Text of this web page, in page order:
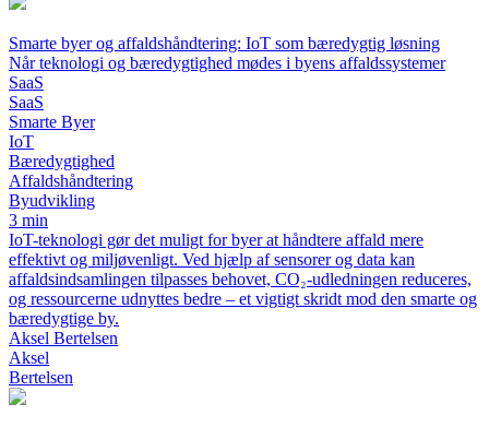
Smarte byer og affaldshåndtering: IoT som bæredygtig løsning
Når teknologi og bæredygtighed mødes i byens affaldssystemer
SaaS
SaaS
Smarte Byer
IoT
Bæredygtighed
Affaldshåndtering
Byudvikling
3 min
IoT-teknologi gør det muligt for byer at håndtere affald mere
effektivt og miljøvenligt. Ved hjælp af sensorer og data kan
affaldsindsamlingen tilpasses behovet, CO₂-udledningen reduceres,
og ressourcerne udnyttes bedre – et vigtigt skridt mod den smarte og
bæredygtige by.
Aksel Bertelsen
Aksel
Bertelsen